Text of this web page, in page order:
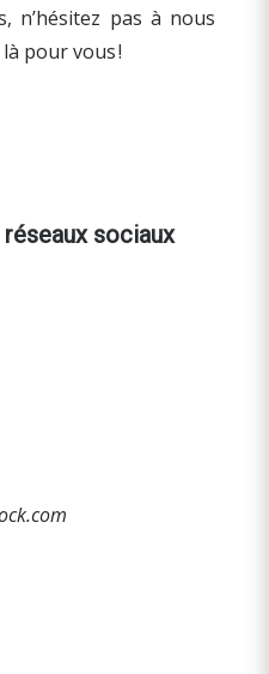
n’hésitez pas à nous
pour vous !
sociaux